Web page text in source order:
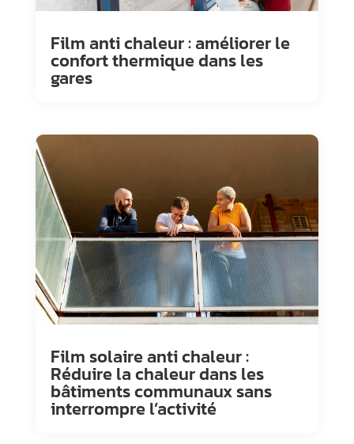
Film anti chaleur : améliorer le
confort thermique dans les
gares
Film solaire anti chaleur :
Réduire la chaleur dans les
bâtiments communaux sans
interrompre l’activité